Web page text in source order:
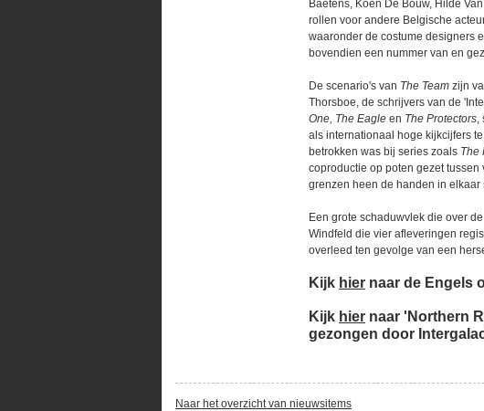
Baetens, Koen De Bouw, Hilde
rollen voor andere Belgische
waaronder de costume designers
bovendien een nummer van en
De scenario's van The Team zijn
Thorsboe, de schrijvers van de
One, The Eagle en The Protectors,
als internationaal hoge kijkcijfers
betrokken was bij series zoals The
coproductie op poten gezet
grenzen heen de handen in elkaar
Een grote schaduwvlek die over
Windfeld die vier afleveringen
overleed ten gevolge van een
Kijk hier naar de Engels
Kijk hier naar 'Northern
gezongen door
Naar het overzicht van nieuwsitems